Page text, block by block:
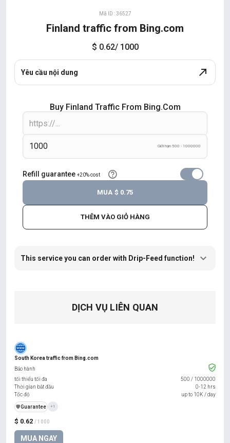
Mã ID : 36527
Finland traffic from Bing.com
$ 0.62/ 1000
Yêu cầu nội dung
Buy Finland Traffic From Bing.com
Giới hạn 500 - 1000000
Refill guarantee +20% cost
THÊM VÀO GIỎ HÀNG
MUA $ 0.75
This service you can order with Drip-Feed function!
DỊCH VỤ LIÊN QUAN
South Korea traffic from Bing.com
$ 0.62 / 1000
MUA NGAY
Bảo hành
tối thiểu tối đa
500 / 1000000
Thời gian bắt đầu
0-12 hrs
Tốc độ
up to 10K / day
️🛡️Guarantee +1